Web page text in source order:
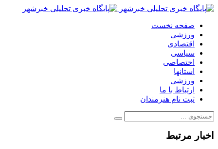
صفحه نخست
ورزشی
اقتصادی
سیاسی
اختصاصی
استانها
ورزشی
ارتباط با ما
ثبت نام هنرمندان
اخبار مرتبط